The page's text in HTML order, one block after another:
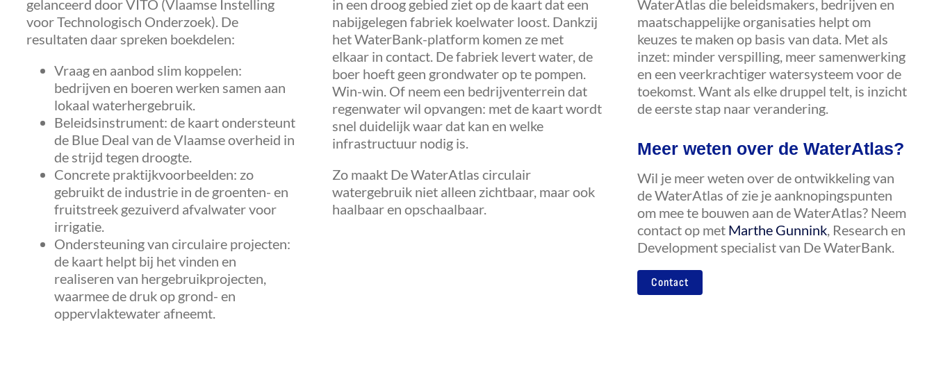
gelanceerd door VITO (Vlaamse Instelling
voor Technologisch Onderzoek). De
resultaten daar spreken boekdelen:
Vraag en aanbod slim koppelen:
bedrijven en boeren werken samen aan
lokaal waterhergebruik.
Beleidsinstrument: de kaart ondersteunt
de Blue Deal van de Vlaamse overheid in
de strijd tegen droogte.
Concrete praktijkvoorbeelden: zo
gebruikt de industrie in de groenten- en
fruitstreek gezuiverd afvalwater voor
irrigatie.
Ondersteuning van circulaire projecten:
de kaart helpt bij het vinden en
realiseren van hergebruikprojecten,
waarmee de druk op grond- en
oppervlaktewater afneemt.
in een droog gebied ziet op de kaart dat een
nabijgelegen fabriek koelwater loost. Dankzij
het WaterBank-platform komen ze met
elkaar in contact. De fabriek levert water, de
boer hoeft geen grondwater op te pompen.
Win-win. Of neem een bedrijventerrein dat
regenwater wil opvangen: met de kaart wordt
snel duidelijk waar dat kan en welke
infrastructuur nodig is.
Zo maakt De WaterAtlas circulair
watergebruik niet alleen zichtbaar, maar ook
haalbaar en opschaalbaar.
WaterAtlas die beleidsmakers, bedrijven en
maatschappelijke organisaties helpt om
keuzes te maken op basis van data. Met als
inzet: minder verspilling, meer samenwerking
en een veerkrachtiger watersysteem voor de
toekomst. Want als elke druppel telt, is inzicht
de eerste stap naar verandering.
Meer weten over de WaterAtlas?
Wil je meer weten over de ontwikkeling van
de WaterAtlas of zie je aanknopingspunten
om mee te bouwen aan de WaterAtlas? Neem
contact op met Marthe Gunnink, Research en
Development specialist van De WaterBank.
Contact